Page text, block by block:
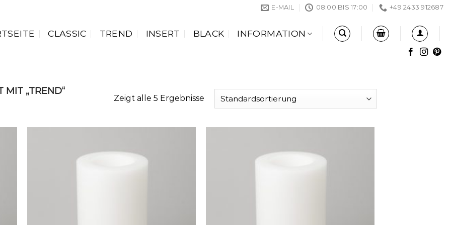
E-MAIL 08:00 BIS 17:00 +49 2433 912687
CLASSIC TREND INSERT BLACK INFORMATION
MIT „TREND“
Zeigt alle 5 Ergebnisse